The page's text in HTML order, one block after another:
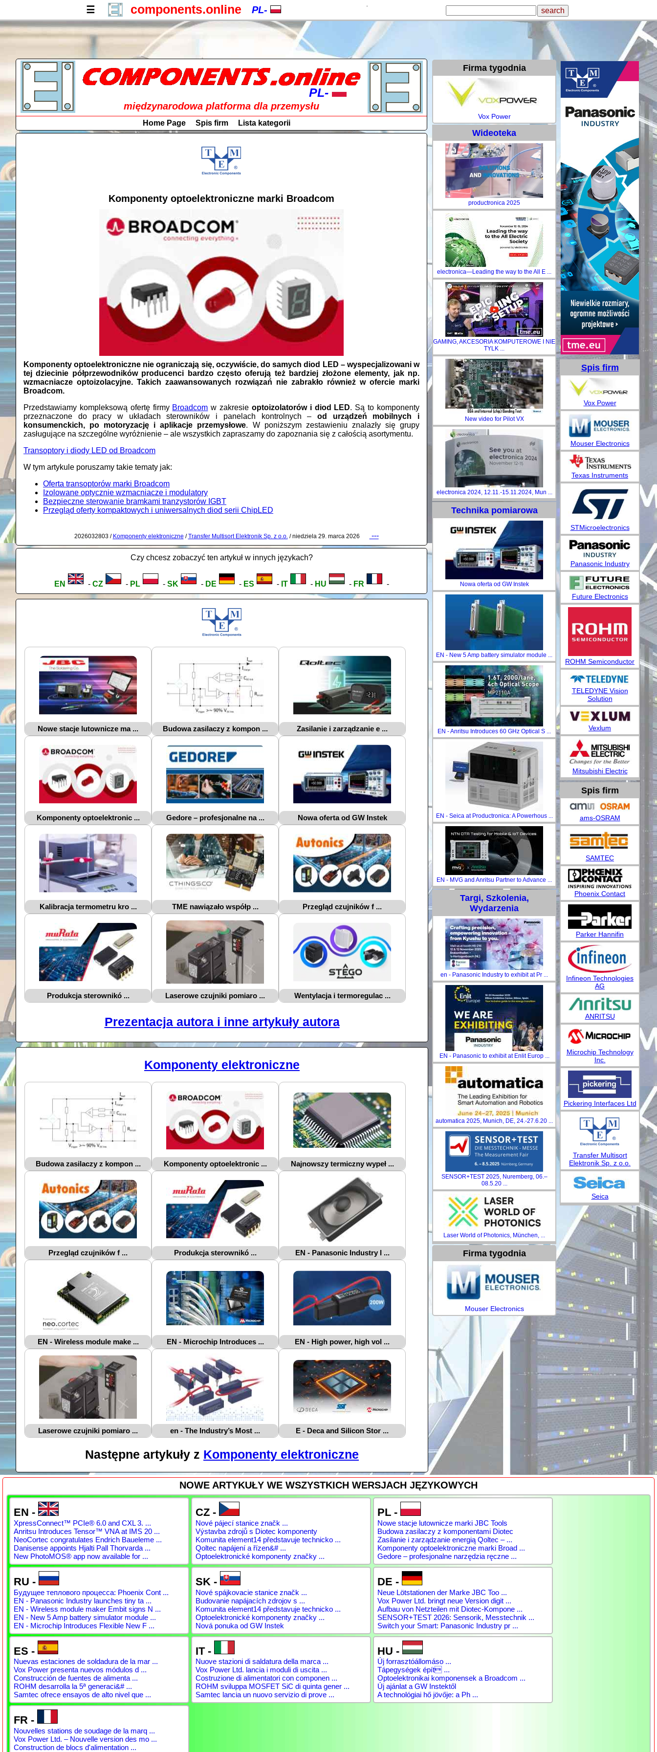
a
☰ components.online
EN-
RU-
SK-
DE-
PL-
EN-
SK-
DE-
IT-
HU-
FR-
PL-
międzynarodowa platforma dla przemysłu
Home Page Spis firm Lista kategorii
Komponenty optoelektroniczne marki Broadcom
Komponenty optoelektroniczne nie ograniczają się, oczywiście, do samych diod LED – wyspecjalizowani w
tej dziecinie półprzewodników producenci bardzo często oferują też bardziej złożone elementy, jak np.
wzmacniacze optoizolacyjne. Takich zaawansowanych rozwiązań nie zabrakło również w ofercie marki
Broadcom.
Przedstawiamy kompleksową ofertę firmy Broadcom w zakresie optoizolatorów i diod LED. Są to komponenty
przeznaczone do pracy w układach sterowników i panelach kontrolnych – od urządzeń mobilnych i
konsumenckich, po motoryzację i aplikacje przemysłowe. W poniższym zestawieniu znalazły się grupy
zasługujące na szczególne wyróżnienie – ale wszystkich zapraszamy do zapoznania się z całością asortymentu.
Transoptory i diody LED od Broadcom
W tym artykule poruszamy takie tematy jak:
Oferta transoptorów marki Broadcom
Izolowane optycznie wzmacniacze i modulatory
Bezpieczne sterowanie bramkami tranzystorów IGBT
Przegląd oferty kompaktowych i uniwersalnych diod serii ChipLED
2026032803 / Komponenty elektroniczne /Transfer Multisort Elektronik Sp. z o.o./ niedziela 29. marca 2026 ---
Czy chcesz zobaczyć ten artykuł w innych językach?
EN - CZ - PL - SK - DE - ES - IT - HU - FR -
Nowe stacje lutownicze ma ... Budowa zasilaczy z kompon ... Zasilanie i zarządzanie e ...
Komponenty optoelektronic ... Gedore – profesjonalne na ... Nowa oferta od GW Instek
Kalibracja termometru kro ... TME nawiązało współp ... Przegląd czujników f ...
Produkcja sterownikó ... Laserowe czujniki pomiaro ... Wentylacja i termoregulac ...
Prezentacja autora i inne artykuły autora
Komponenty elektroniczne
Budowa zasilaczy z kompon ... Komponenty optoelektronic ... Najnowszy termiczny wypeł ...
Przegląd czujników f ... Produkcja sterownikó ... EN - Panasonic Industry l ...
EN - Wireless module make ... EN - Microchip Introduces ... EN - High power, high vol ...
Laserowe czujniki pomiaro ... en - The Industry’s Most ... E - Deca and Silicon Stor ...
Następne artykuły z Komponenty elektroniczne
Firma tygodnia
Vox Power
Wideoteka
productronica 2025
electronica—Leading the way to the All E ...
GAMING, AKCESORIA KOMPUTEROWE I NIE
TYLK ...
New video for Pilot VX
electronica 2024, 12.11.-15.11.2024, Mun ...
Technika pomiarowa
Nowa oferta od GW Instek
EN - New 5 Amp battery simulator module ...
EN - Anritsu Introduces 60 GHz Optical S ...
EN - Seica at Productronica: A Powerhous ...
EN - MVG and Anritsu Partner to Advance ...
Targi, Szkolenia,
Wydarzenia
en - Panasonic Industry to exhibit at Pr ...
EN - Panasonic to exhibit at Enlit Europ ...
automatica 2025, Munich, DE, 24.-27.6.20 ...
SENSOR+TEST 2025, Nuremberg, 06.–
08.5.20 ...
Laser World of Photonics, München, ...
Firma tygodnia
Mouser Electronics
Spis firm
Vox Power
Mouser Electronics
Texas Instruments
STMicroelectronics
Panasonic Industry
Future Electronics
ROHM Semiconductor
TELEDYNE Vision
Solution
Vexlum
Mitsubishi Electric
Spis firm
ams-OSRAM
SAMTEC
Phoenix Contact
Parker Hannifin
Infineon Technologies
AG
ANRITSU
Microchip Technology
Inc.
Pickering Interfaces Ltd
Transfer Multisort
Elektronik Sp. z o.o.
Seica
NOWE ARTYKUŁY WE WSZYSTKICH WERSJACH JĘZYKOWYCH
EN -
XpressConnect™ PCIe® 6.0 and CXL 3. ...
Anritsu Introduces Tensor™ VNA at IMS 20 ...
NeoCortec congratulates Endrich Baueleme ...
Danisense appoints Hjalti Pall Thorvarda ...
New PhotoMOS® app now available for ...
CZ -
Nové pájecí stanice značk ...
Výstavba zdrojů s Diotec komponenty
Komunita element14 představuje technicko ...
Qoltec napájení a řízen&# ...
Optoelektronické komponenty značky ...
PL -
Nowe stacje lutownicze marki JBC Tools
Budowa zasilaczy z komponentami Diotec
Zasilanie i zarządzanie energią Qoltec – ...
Komponenty optoelektroniczne marki Broad ...
Gedore – profesjonalne narzędzia ręczne ...
RU -
Будущее теплового процесса: Phoenix Cont ...
EN - Panasonic Industry launches tiny ta ...
EN - Wireless module maker Embit signs N ...
EN - New 5 Amp battery simulator module ...
EN - Microchip Introduces Flexible New F ...
SK -
Nové spájkovacie stanice značk ...
Budovanie napájacích zdrojov s ...
Komunita element14 představuje technicko ...
Optoelektronické komponenty značky ...
Nová ponuka od GW Instek
DE -
Neue Lötstationen der Marke JBC Too ...
Vox Power Ltd. bringt neue Version digit ...
Aufbau von Netzteilen mit Diotec-Kompone ...
SENSOR+TEST 2026: Sensorik, Messtechnik ...
Switch your Smart: Panasonic Industry pr ...
ES -
Nuevas estaciones de soldadura de la mar ...
Vox Power presenta nuevos módulos d ...
Construcción de fuentes de alimenta ...
ROHM desarrolla la 5ª generaci&# ...
Samtec ofrece ensayos de alto nivel que ...
IT -
Nuove stazioni di saldatura della marca ...
Vox Power Ltd. lancia i moduli di uscita ...
Costruzione di alimentatori con componen ...
ROHM sviluppa MOSFET SiC di quinta gener ...
Samtec lancia un nuovo servizio di prove ...
HU -
Új forrasztóállomáso ...
Tápegységek épít ...
Optoelektronikai komponensek a Broadcom ...
Új ajánlat a GW Instektől
A technológiai hő jövője: a Ph ...
FR -
Nouvelles stations de soudage de la marq ...
Vox Power Ltd. – Nouvelle version des mo ...
Construction de blocs d'alimentation ...